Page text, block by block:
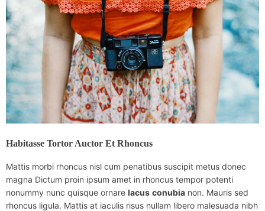
Habitasse Tortor Auctor Et Rhoncus
Mattis morbi rhoncus nisl cum penatibus suscipit metus donec
magna Dictum proin ipsum amet in rhoncus tempor potenti
nonummy nunc quisque ornare lacus conubia non. Mauris sed
rhoncus ligula. Mattis at iaculis risus nullam libero malesuada nibh